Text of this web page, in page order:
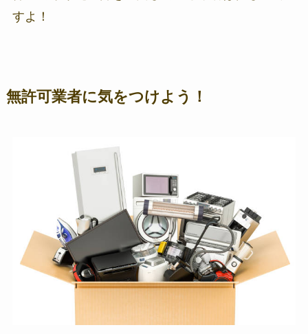
すよ！
無許可業者に気をつけよう！